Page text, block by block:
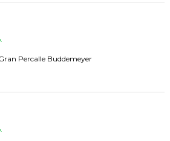
Percalle Buddemeyer